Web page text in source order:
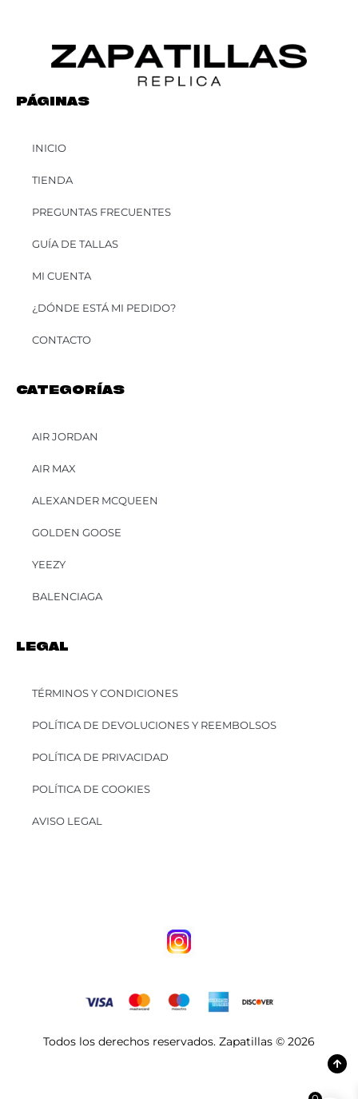
PÁGINAS
INICIO
TIENDA
PREGUNTAS FRECUENTES
GUÍA DE TALLAS
MI CUENTA
¿DÓNDE ESTÁ MI PEDIDO?
CONTACTO
CATEGORÍAS
AIR JORDAN
AIR MAX
ALEXANDER MCQUEEN
GOLDEN GOOSE
YEEZY
BALENCIAGA
LEGAL
TÉRMINOS Y CONDICIONES
POLÍTICA DE DEVOLUCIONES Y REEMBOLSOS
POLÍTICA DE PRIVACIDAD
POLÍTICA DE COOKIES
AVISO LEGAL
Todos los derechos reservados. Zapatillas © 2026